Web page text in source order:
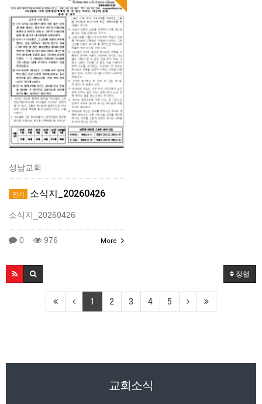
성남교회
인기 소식지_20260426
소식지_20260426
0 976 More
정렬
1 2 3 4 5
교회소식